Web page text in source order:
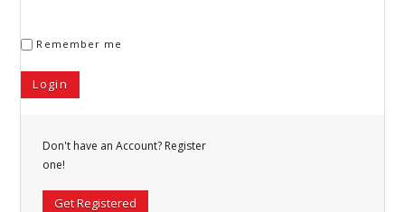
Remember me
Don't have an Account? Register
one!
Get Registered